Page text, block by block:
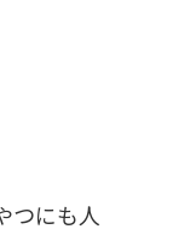
つにも人